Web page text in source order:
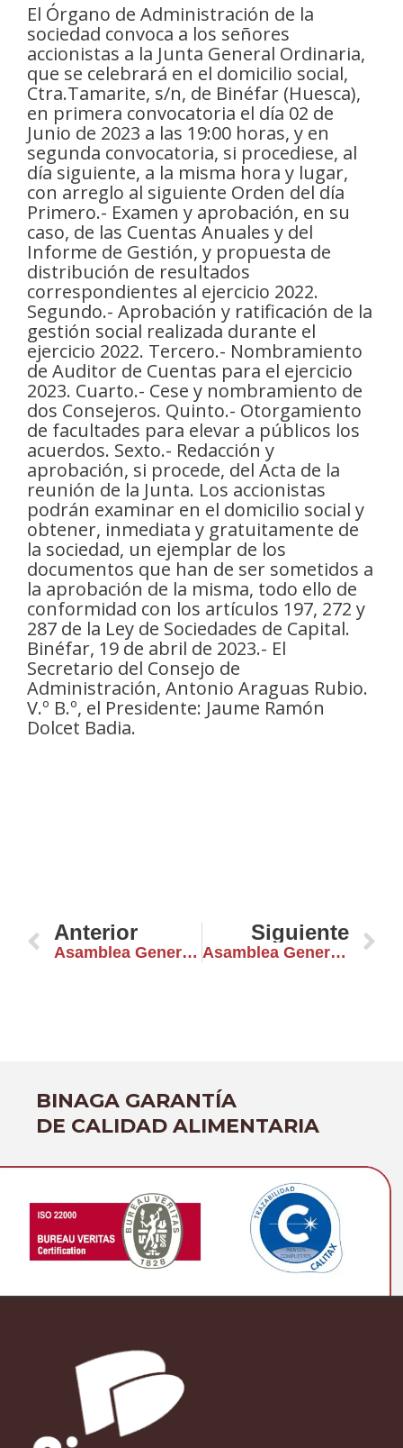
El Órgano de Administración de la
sociedad convoca a los señores
accionistas a la Junta General Ordinaria,
que se celebrará en el domicilio social,
Ctra.Tamarite, s/n, de Binéfar (Huesca),
en primera convocatoria el día 02 de
Junio de 2023 a las 19:00 horas, y en
segunda convocatoria, si procediese, al
día siguiente, a la misma hora y lugar,
con arreglo al siguiente Orden del día
Primero.- Examen y aprobación, en su
caso, de las Cuentas Anuales y del
Informe de Gestión, y propuesta de
distribución de resultados
correspondientes al ejercicio 2022.
Segundo.- Aprobación y ratificación de la
gestión social realizada durante el
ejercicio 2022. Tercero.- Nombramiento
de Auditor de Cuentas para el ejercicio
2023. Cuarto.- Cese y nombramiento de
dos Consejeros. Quinto.- Otorgamiento
de facultades para elevar a públicos los
acuerdos. Sexto.- Redacción y
aprobación, si procede, del Acta de la
reunión de la Junta. Los accionistas
podrán examinar en el domicilio social y
obtener, inmediata y gratuitamente de
la sociedad, un ejemplar de los
documentos que han de ser sometidos a
la aprobación de la misma, todo ello de
conformidad con los artículos 197, 272 y
287 de la Ley de Sociedades de Capital.
Binéfar, 19 de abril de 2023.- El
Secretario del Consejo de
Administración, Antonio Araguas Rubio.
V.º B.º, el Presidente: Jaume Ramón
Dolcet Badia.
Ant
Anterior
Asamblea General Ordinaria Ejercicio 2022
Siguiente
Asamblea General Ordinaria Ejercicio 2020
BINAGA GARANTÍA
DE CALIDAD ALIMENTARIA